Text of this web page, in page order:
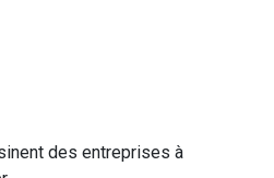
des entreprises à